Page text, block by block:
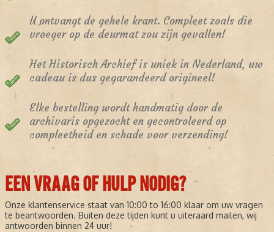
U ontvangt de gehele krant. Compleet zoals die
vroeger op de deurmat zou zijn gevallen!
Het Historisch Archief is uniek in Nederland, uw
cadeau is dus gegarandeerd origineel!
Elke bestelling wordt handmatig door de
archivaris opgezocht en gecontroleerd op
compleetheid en schade voor verzending!
EEN VRAAG OF HULP NODIG?
Onze klantenservice staat van 10:00 to 16:00 klaar om uw vragen
te beantwoorden. Buiten deze tijden kunt u uiteraard mailen, wij
antwoorden binnen 24 uur!